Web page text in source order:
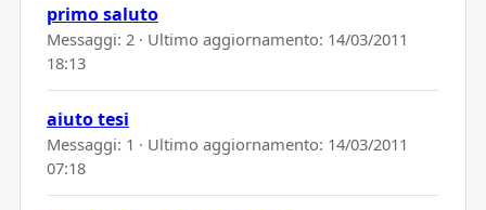
primo saluto
Messaggi: 2 · Ultimo aggiornamento: 14/03/2011
18:13
aiuto tesi
Messaggi: 1 · Ultimo aggiornamento: 14/03/2011
07:18